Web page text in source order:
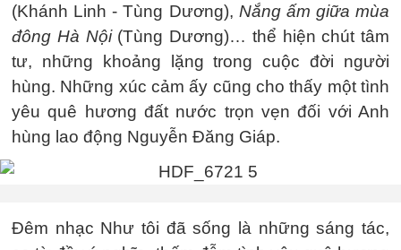
(Khánh Linh - Tùng Dương), Nắng ấm giữa mùa
đông Hà Nội(Tùng Dương)… thể hiện chút tâm
tư, những khoảng lặng trong cuộc đời người
hùng. Những xúc cảm ấy cũng cho thấy một tình
yêu quê hương đất nước trọn vẹn đối với Anh
hùng lao động Nguyễn Đăng Giáp.
Đêm nhạc Như tôi đã sống là những sáng tác,